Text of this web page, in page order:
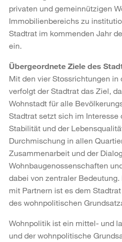
privaten und gemeinnützigen
Immobilienbereichs zu
Stadtrat im kommenden Jahr
ein.
Übergeordnete Ziele des
Mit den vier Stossrichtungen in
verfolgt der Stadtrat das Ziel,
Wohnstadt für alle
Stadtrat setzt sich im Interesse
Stabilität und der
Durchmischung in allen
Zusammenarbeit und der
Wohnbaugenossenschaften
dabei von zentraler
mit Partnern ist es dem
des wohnpolitischen
Wohnpolitik ist ein mittel- und
und der wohnpolitische